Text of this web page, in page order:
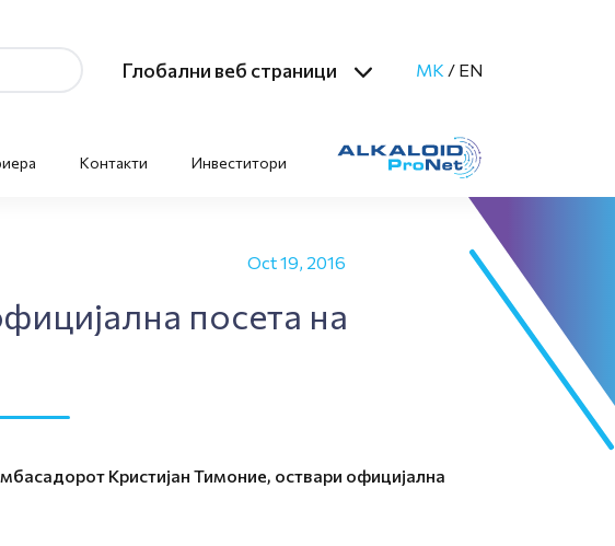
Глобални веб страници MK / EN
Контакти Инвеститори
Oct 19, 2016
посета на
Кристијан Тимоние, оствари официјална